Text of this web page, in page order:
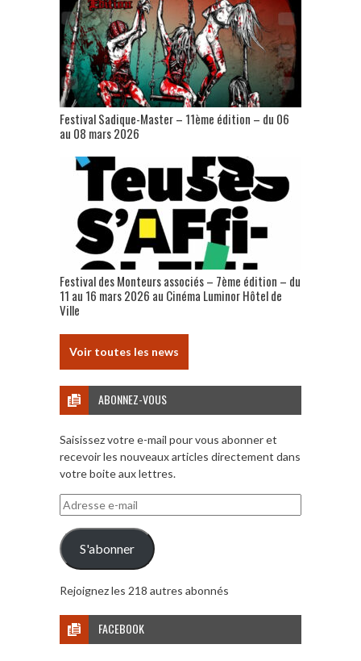
Festival Sadique-Master – 11ème édition – du 06
au 08 mars 2026
Festival des Monteurs associés – 7ème édition – du
11 au 16 mars 2026 au Cinéma Luminor Hôtel de
Ville
Voir toutes les news
ABONNEZ-VOUS
Saisissez votre e-mail pour vous abonner et
recevoir les nouveaux articles directement dans
votre boite aux lettres.
Adresse
e-
mail
S'abonner
Rejoignez les 218 autres abonnés
FACEBOOK